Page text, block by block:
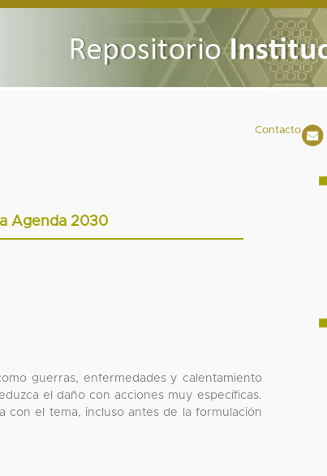
Contacto
Agenda 2030
guerras, enfermedades y calentamiento
el daño con acciones muy específicas.
con el tema, incluso antes de la formulación